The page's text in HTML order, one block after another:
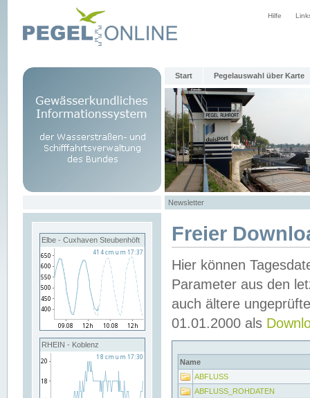
Hilfe
Start Pegelauswahl über Karte
Newsletter
Elbe - Cuxhaven Steubenhöft
RHEIN - Koblenz
Freier
Hier können
Parameter aus den
auch ältere
01.01.2000 als
Name
ABFLUSS
ABFLUSS_ROHDATEN